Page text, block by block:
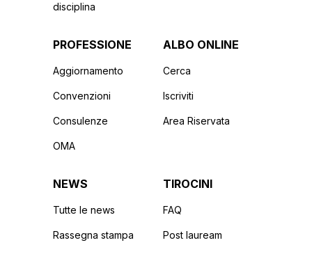
disciplina
PROFESSIONE
Aggiornamento
Convenzioni
Consulenze
OMA
ALBO ONLINE
Cerca
Iscriviti
Area Riservata
NEWS
Tutte le news
Rassegna stampa
TIROCINI
FAQ
Post lauream